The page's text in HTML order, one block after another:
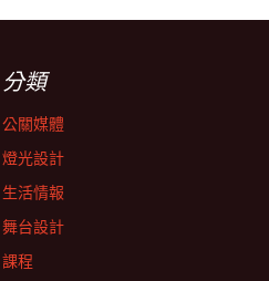
分類
公關媒體
燈光設計
生活情報
舞台設計
課程